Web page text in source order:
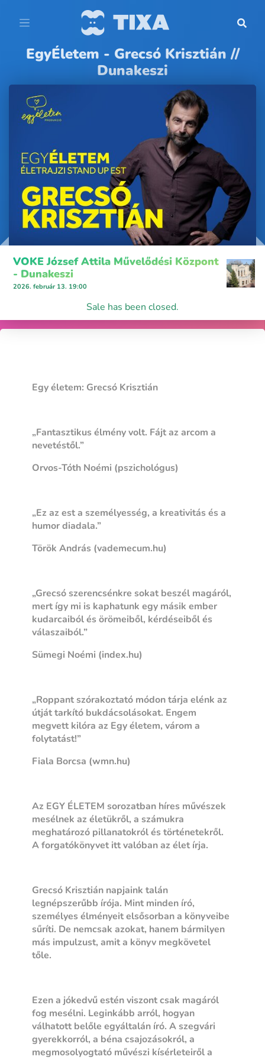
EgyÉletem - Grecsó Krisztián //
Dunakeszi
VOKE József Attila Művelődési Központ
- Dunakeszi
2026. február 13. 19:00
Sale has been closed.
Egy életem: Grecsó Krisztián
„Fantasztikus élmény volt. Fájt az arcom a
nevetéstől.”
Orvos-Tóth Noémi (pszichológus)
„Ez az est a személyesség, a kreativitás és a
humor diadala.”
Török András (vademecum.hu)
„Grecsó szerencsénkre sokat beszél magáról,
mert így mi is kaphatunk egy másik ember
kudarcaiból és örömeiből, kérdéseiből és
válaszaiból.”
Sümegi Noémi (index.hu)
„Roppant szórakoztató módon tárja elénk az
útját tarkító bukdácsolásokat. Engem
megvett kilóra az Egy életem, várom a
folytatást!”
Fiala Borcsa (wmn.hu)
Az EGY ÉLETEM sorozatban híres művészek
mesélnek az életükről, a számukra
meghatározó pillanatokról és történetekről.
A forgatókönyvet itt valóban az élet írja.
Grecsó Krisztián napjaink talán
legnépszerűbb írója. Mint minden író,
személyes élményeit elsősorban a könyveibe
sűríti. De nemcsak azokat, hanem bármilyen
más impulzust, amit a könyv megkövetel
tőle.
Ezen a jókedvű estén viszont csak magáról
fog mesélni. Leginkább arról, hogyan
válhatott belőle egyáltalán író. A szegvári
gyerekkorról, a béna csajozásokról, a
megmosolyogtató művészi kísérleteiről a